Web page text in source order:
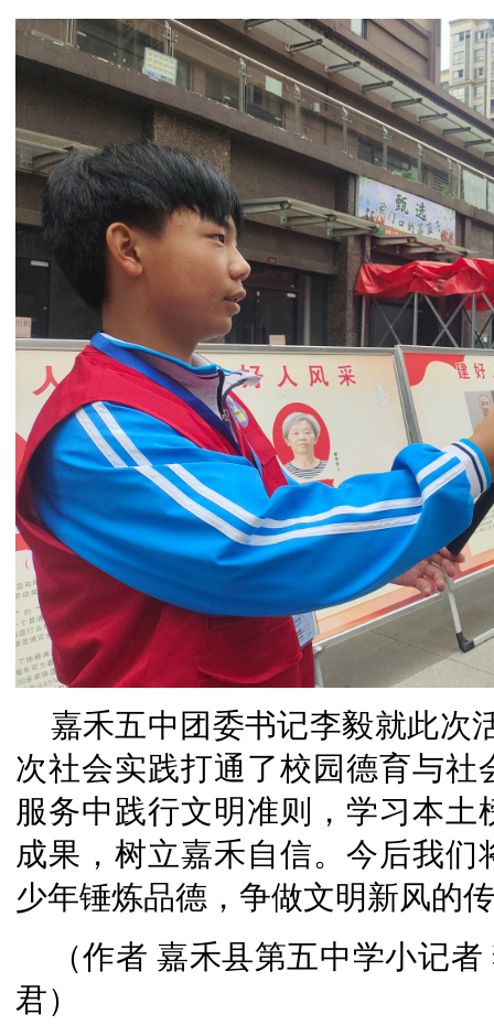
嘉禾五中团委书记李毅就此次
次社会实践打通了校园德育与
服务中践行文明准则，学习本
成果，树立嘉禾自信。今后我
少年锤炼品德，争做文明新风的
（作者 嘉禾县第五中学小记
君）